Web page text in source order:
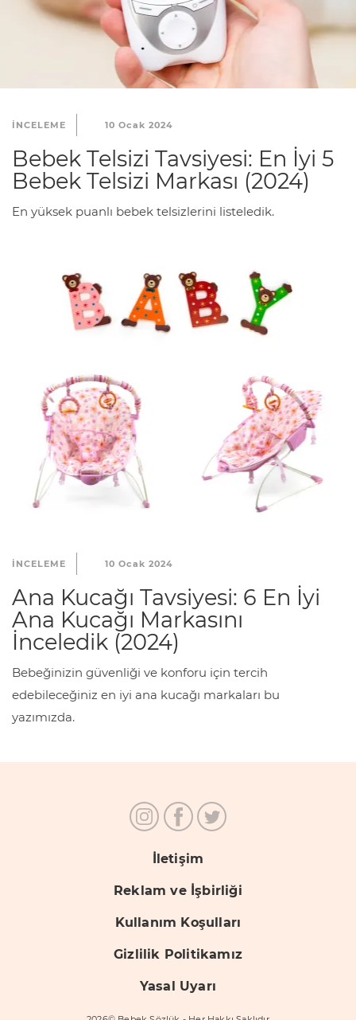
INCELEME 10 Ocak 2024
Bebek Telsizi Tavsiyesi: En İyi 5
Bebek Telsizi Markası (2024)
En yüksek puanlı bebek telsizlerini listeledik.
INCELEME 10 Ocak 2024
Ana Kucağı Tavsiyesi: 6 En İyi
Ana Kucağı Markasını
İnceledik (2024)
Bebeğinizin güvenliği ve konforu için tercih
edebileceğiniz en iyi ana kucağı markaları bu
yazımızda.
İletişim
Reklam ve İşbirliği
Kullanım Koşulları
Gizlilik Politikamız
Yasal Uyarı